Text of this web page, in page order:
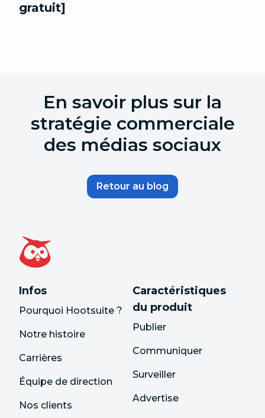
gratuit]
En savoir plus sur la
stratégie commerciale
des médias sociaux
Retour au blog
Infos
Pourquoi Hootsuite ?
Notre histoire
Carrières
Équipe de direction
Nos clients
Caractéristiques
du produit
Publier
Communiquer
Surveiller
Advertise